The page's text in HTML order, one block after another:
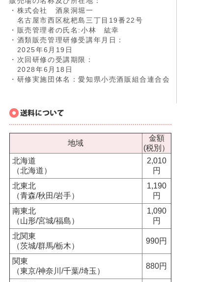
・株式会社 酒泉洞堀一
名古屋市西区枇杷島三丁目19番22号
・販売管理者の氏名:小林 紘幸
・酒類販売管理研修受講年月日：
2025年6月19日
・次回研修の受講期限：
2028年6月18日
・研修実施団体名：愛知県小売酒販組合連合会
地域
金額
(税別）
北海道
（北海道）
2,010
円
北東北
（青森/秋田/岩手）
1,190
円
南東北
（山形/宮城/福島）
1,090
円
北関東
（茨城/群馬/栃木）
990円
関東
（東京/神奈川/千葉/埼玉）
880円